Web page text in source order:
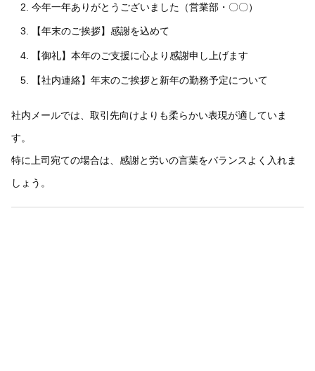
今年一年ありがとうございました（営業部・〇〇）
【年末のご挨拶】感謝を込めて
【御礼】本年のご支援に心より感謝申し上げます
【社内連絡】年末のご挨拶と新年の勤務予定について
社内メールでは、取引先向けよりも柔らかい表現が適していま
す。
特に上司宛ての場合は、感謝と労いの言葉をバランスよく入れま
しょう。